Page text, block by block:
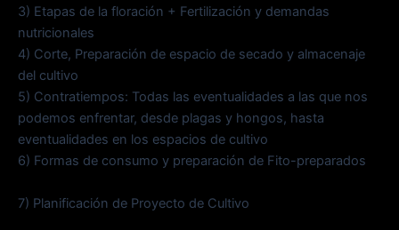
3) Etapas de la floración + Fertilización y demandas
nutricionales
4) Corte, Preparación de espacio de secado y almacenaje
del cultivo
5) Contratiempos: Todas las eventualidades a las que nos
podemos enfrentar, desde plagas y hongos, hasta
eventualidades en los espacios de cultivo
6) Formas de consumo y preparación de Fito-preparados
7) Planificación de Proyecto de Cultivo